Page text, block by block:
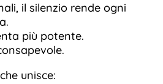
il silenzio rende ogni
più potente.
unisce: